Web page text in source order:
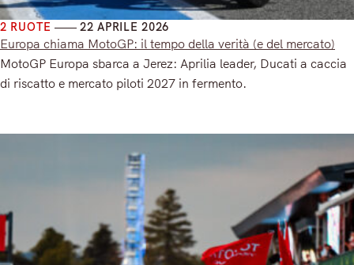
2 RUOTE 22 APRILE 2026
Europa chiama MotoGP: il tempo della verità (e del mercato)
MotoGP Europa sbarca a Jerez: Aprilia leader, Ducati a caccia
di riscatto e mercato piloti 2027 in fermento.